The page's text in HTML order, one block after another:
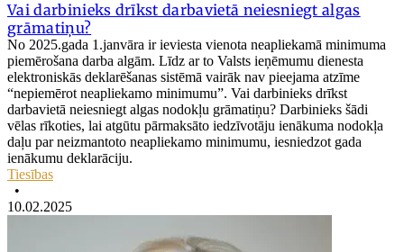
Vai darbinieks drīkst darbavietā neiesniegt algas
grāmatiņu?
No 2025.gada 1.janvāra ir ieviesta vienota neapliekamā minimuma
piemērošana darba algām. Līdz ar to Valsts ieņēmumu dienesta
elektroniskās deklarēšanas sistēmā vairāk nav pieejama atzīme
“nepiemērot neapliekamo minimumu”. Vai darbinieks drīkst
darbavietā neiesniegt algas nodokļu grāmatiņu? Darbinieks šādi
vēlas rīkoties, lai atgūtu pārmaksāto iedzīvotāju ienākuma nodokļa
daļu par neizmantoto neapliekamo minimumu, iesniedzot gada
ienākumu deklarāciju.
Tiesības
•
10.02.2025